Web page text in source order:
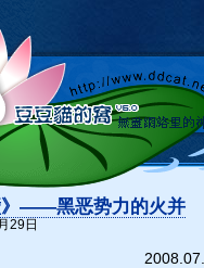
》――黑恶势力的火并
29日